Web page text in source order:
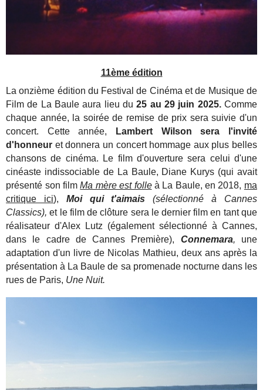
11ème édition
La onzième édition du Festival de Cinéma et de Musique de
Film de La Baule aura lieu du 25 au 29 juin 2025.Comme
chaque année, la soirée de remise de prix sera suivie d'un
concert. Cette année,
Lambert Wilson sera l'invité
d'honneur et donnera un concert hommage aux plus belles
chansons de cinéma. Le film d'ouverture sera celui d'une
cinéaste indissociable de La Baule, Diane Kurys (qui avait
présenté son filmMa mère est folleà La Baule, en 2018, ma
critique ici), Moi qui t'aimais (sélectionné à Cannes
Classics),et le film de clôture sera le dernier film en tant que
réalisateur d'Alex Lutz (également sélectionné à Cannes,
dans le cadre de Cannes Première), Connemara, une
adaptation d'un livre de Nicolas Mathieu, deux ans après la
présentation à La Baule de sa promenade nocturne dans les
rues de Paris, Une Nuit.